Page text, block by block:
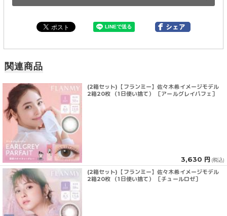
関連商品
(2箱セット)【フランミー】佐々木希イメージモデル
2箱20枚 （1日使い捨て） ［アールグレイパフェ］
3,630 円 (税込)
(2箱セット)【フランミー】佐々木希イメージモデル
2箱20枚 （1日使い捨て） ［チュールロゼ］